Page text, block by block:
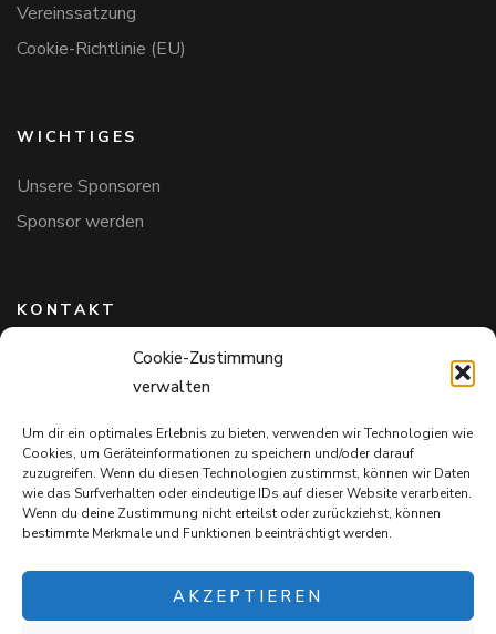
Cookie-Zustimmung
verwalten
Um dir ein optimales Erlebnis zu bieten, verwenden wir Technologien wie
Cookies, um Geräteinformationen zu speichern und/oder darauf
zuzugreifen. Wenn du diesen Technologien zustimmst, können wir Daten
wie das Surfverhalten oder eindeutige IDs auf dieser Website verarbeiten.
Wenn du deine Zustimmung nicht erteilst oder zurückziehst, können
bestimmte Merkmale und Funktionen beeinträchtigt werden.
AKZEPTIEREN
Vereinssatzung
Cookie-Richtlinie (EU)
WICHTIGES
Unsere Sponsoren
Sponsor werden
KONTAKT
Hundefreunde in Bayern e.V.
Markus Willi Ebert
97711 Maßbach
+49 172 85 64 937
Hundefreundeinbayern@web.de